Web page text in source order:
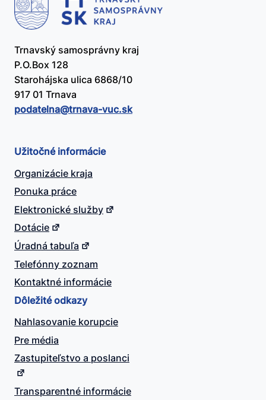
Trnavský samosprávny kraj
P.O.Box 128
Starohájska ulica 6868/10
917 01 Trnava
podatelna@​trnava-vuc.sk
Užitočné informácie
Organizácie kraja
Ponuka práce
Elektronické služby
Dotácie
Úradná tabuľa
Telefónny zoznam
Kontaktné informácie
Dôležité odkazy
Nahlasovanie korupcie
Pre média
Zastupiteľstvo a poslanci
Transparentné informácie